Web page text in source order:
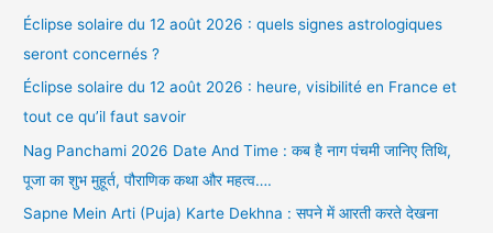
Éclipse solaire du 12 août 2026 : quels signes astrologiques
seront concernés ?
Éclipse solaire du 12 août 2026 : heure, visibilité en France et
tout ce qu’il faut savoir
Nag Panchami 2026 Date And Time : कब है नाग पंचमी जानिए तिथि,
पूजा का शुभ मुहूर्त, पौराणिक कथा और महत्व….
Sapne Mein Arti (Puja) Karte Dekhna : सपने में आरती करते देखना